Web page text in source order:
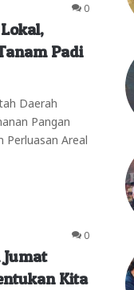
0
Padi
Daerah
Pangan
Perluasan Areal
0
Jumat
Kita